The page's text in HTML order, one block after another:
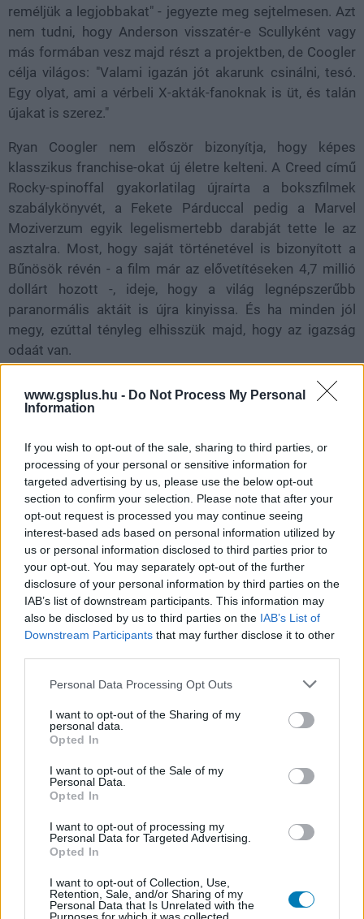
www.gsplus.hu - Do Not Process My Personal
Information
If you wish to opt-out of the sale, sharing to third parties, or
processing of your personal or sensitive information for
targeted advertising by us, please use the below opt-out
section to confirm your selection. Please note that after your
opt-out request is processed you may continue seeing
interest-based ads based on personal information utilized by
us or personal information disclosed to third parties prior to
your opt-out. You may separately opt-out of the further
disclosure of your personal information by third parties on the
IAB’s list of downstream participants. This information may
also be disclosed by us to third parties on the IAB’s List of
Downstream Participants that may further disclose it to other
Please note that this website/app uses one or more Google
not limited to your visit or usage behaviour. You may click to
grant or deny consent to Google and its third-party tags to
use your data for below specified purposes in below Google
consent section.
Personal Data Processing Opt Outs
I want to opt-out of the Sharing of my
personal data.
Opted In
I want to opt-out of the Sale of my
Personal Data.
Opted In
I want to opt-out of processing my
Personal Data for Targeted Advertising.
Opted In
I want to opt-out of Collection, Use,
Retention, Sale, and/or Sharing of my
Personal Data that Is Unrelated with the
reméljük a legjobbakat" - jegyezte meg sejtelmesen. Azt
nem tudni, hogy Anderson visszatér-e Scullyként vagy
más formában vesz majd részt a projektben, de Coogler
célja világos: "Valami igazán jót akarunk csinálni, tesó.
Egy olyat, ami a vérbeli X-akták-fanoknak is üt, és talán
újakat is szerez."
Ryan Coogler nem először bizonyítja, hogy képes
klasszikus franchise-okat új életre kelteni. A Creed című
Rocky-spinoffal gyakorlatilag újraírta a bokszfilmek
szabálykönyvét, a Fekete Párduccal pedig a Marvel
Moziverzum egyik legelismertebb darabját tette le az
asztalra. Most, hogy saját történetével is bizonyított a
Bűnösök révén - a film már az elővetítéseken 4,7 millió
dollárt hozott -, ideje, hogy a világ legnépszerűbb
paranormális aktáit is újra kinyissa. És ha minden jól
megy, ezúttal tényleg elhisszük majd, hogy az igazság
odaát van.
Július végén folytatódik a balatoni strandröplabda-
sorozat.
Címkék: #ryan coogler #x-akták
Hozzászólások
Ingyen kipróbálhatod most ezt
a félelmetes játékot
Chavalier 2025 április 19. 19:08